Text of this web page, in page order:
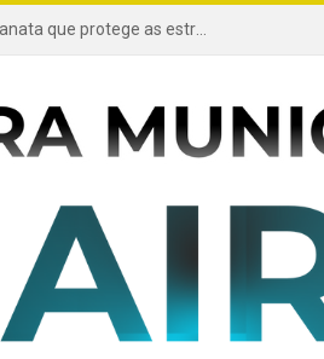
Projeto de autoria do presidente Gessé Maranata que protege as estradas vicinais de Trairão é transformado em lei